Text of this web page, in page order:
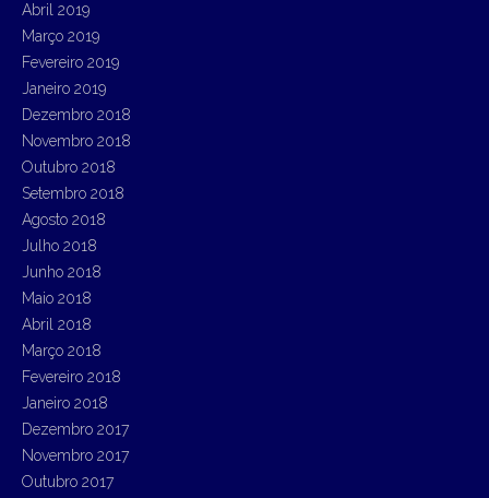
Abril 2019
Março 2019
Fevereiro 2019
Janeiro 2019
Dezembro 2018
Novembro 2018
Outubro 2018
Setembro 2018
Agosto 2018
Julho 2018
Junho 2018
Maio 2018
Abril 2018
Março 2018
Fevereiro 2018
Janeiro 2018
Dezembro 2017
Novembro 2017
Outubro 2017